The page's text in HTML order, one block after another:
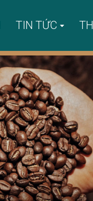
TIN TỨC